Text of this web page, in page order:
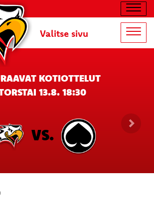
Valitse sivu
KOTIOTTELUT
13.8. 18:30
VS.